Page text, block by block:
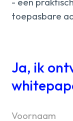
toepasbare
Ja, ik